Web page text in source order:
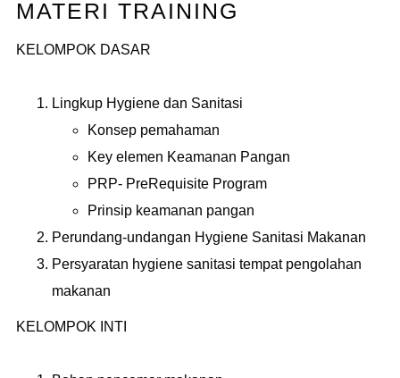
MATERI TRAINING
KELOMPOK DASAR
Lingkup Hygiene dan Sanitasi
Konsep pemahaman
Key elemen Keamanan Pangan
PRP- PreRequisite Program
Prinsip keamanan pangan
Perundang-undangan Hygiene Sanitasi Makanan
Persyaratan hygiene sanitasi tempat pengolahan
makanan
KELOMPOK INTI